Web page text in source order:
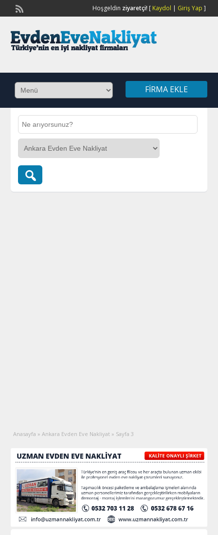
Hoşgeldin ziyaretçi![ Kaydol | Giriş Yap ]
FIRMA EKLE
Anasayfa » Ankara Evden Eve Nakliyat » Sayfa 3